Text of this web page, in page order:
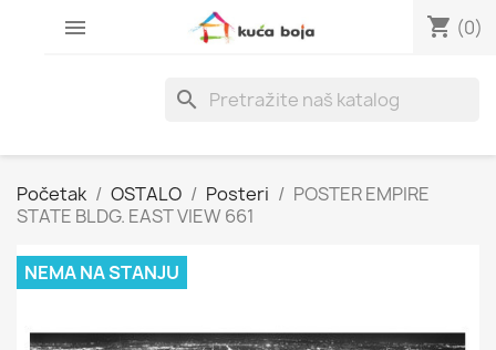
 shopping_cart (0)
search
Početak OSTALO Posteri
POSTER EMPIRE
STATE BLDG. EAST VIEW 661
NEMA NA STANJU